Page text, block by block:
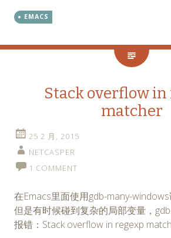
EMACS
Stack overflow in
matcher
25 2 月, 2015
NETCASPER
1 COMMENT
在Emacs里面使用gdb-many-windows
但是有时候碰到复杂的局部变量，
报错：Stack overflow in regexp